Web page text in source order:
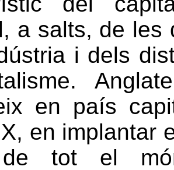
a salts, de les
i dels
en país
en implantar
tot el